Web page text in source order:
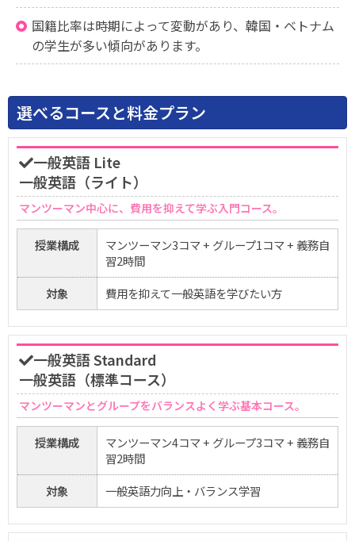
国籍比率は時期によって変動があり、韓国・ベトナム
の学生が多い傾向があります。
選べるコースと料金プラン
一般英語 Lite
一般英語（ライト）
マンツーマン中心に、費用を抑えて学ぶ入門コース。
授業構成
マンツーマン3コマ + グループ1コマ + 義務自
習2時間
対象
費用を抑えて一般英語を学びたい方
一般英語 Standard
一般英語（標準コース）
マンツーマンとグループをバランスよく学ぶ基本コース。
授業構成
マンツーマン4コマ + グループ3コマ + 義務自
習2時間
対象
一般英語力向上・バランス学習